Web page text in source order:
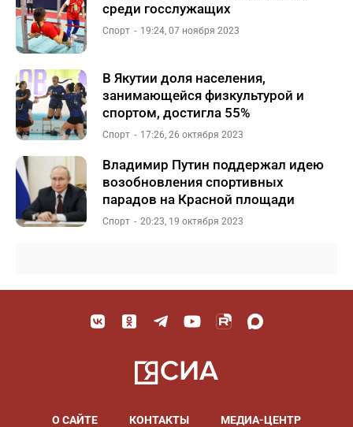
среди госслужащих
Спорт 19:24, 07 ноября 2023
В Якутии доля населения,
занимающейся физкультурой и
спортом, достигла 55%
Спорт 17:26, 26 октября 2023
Владимир Путин поддержал идею
возобновления спортивных
парадов на Красной площади
Спорт 20:23, 19 октября 2023
О САЙТЕ КОНТАКТЫ
МЕДИА-ЦЕНТР